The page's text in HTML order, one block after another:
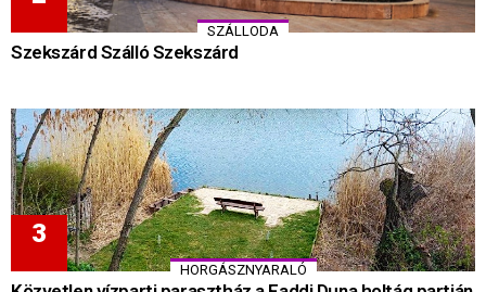
SZÁLLODA
Szekszárd Szálló Szekszárd
HORGÁSZNYARALÓ